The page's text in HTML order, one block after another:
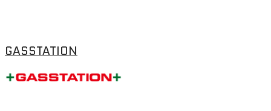
GASSTATION